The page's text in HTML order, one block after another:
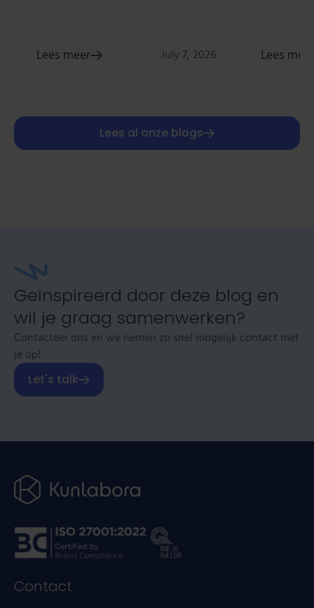
Lees meer July 7, 2026 Lees
Lees al onze blogs
Geïnspireerd door deze blog en
wil je graag samenwerken?
Contacteer ons en we nemen zo snel mogelijk contact met
je op!
Let's talk
Contact